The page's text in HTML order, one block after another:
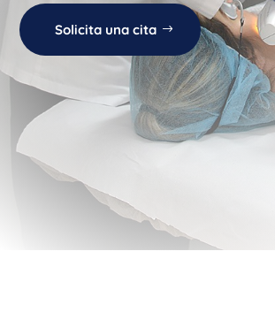
Solicita una cita